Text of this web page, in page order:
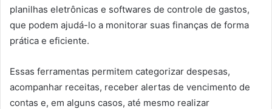
planilhas eletrônicas e softwares de controle de gastos,
que podem ajudá-lo a monitorar suas finanças de forma
prática e eficiente.
Essas ferramentas permitem categorizar despesas,
acompanhar receitas, receber alertas de vencimento de
contas e, em alguns casos, até mesmo realizar